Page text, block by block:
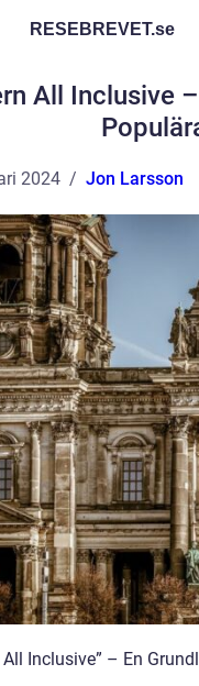
RESEBREVET.se
All Inclusive
2024 Jon Larsson
All Inclusive” – En